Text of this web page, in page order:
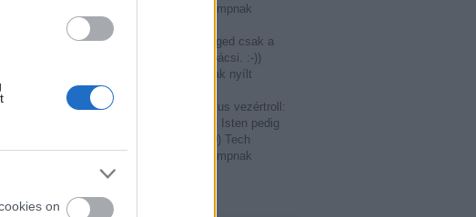
on
óriások írtak nyílt levelet Donald Trumpnak
Kurt úrfi teutonordikus vezértroll:
@VaradiJanos: Mert nekem van. Téged csak a
lelenc házban szoptattak. A portás bácsi. :-))
Tech óriások írtak nyílt
levelet Donald Trumpnak
VaradiJanos:@Kurt úrfi teutonordikus vezértroll:
És? Putyin pedig Oroszországot. Az Isten pedig
2017.09.02. 16:30) Tech
óriások írtak nyílt levelet Donald Trumpnak